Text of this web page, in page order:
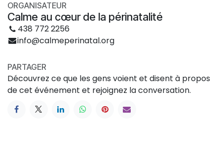
ORGANISATEUR
Calme au cœur de la périnatalité
438 772 2256
info@calmeperinatal.org
PARTAGER
Découvrez ce que les gens voient et disent à propos
de cet événement et rejoignez la conversation.